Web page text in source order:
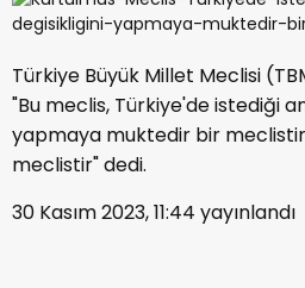
Türkiye Büyük Millet Meclisi
"Bu meclis, Türkiye'de istediği
yapmaya muktedir bir
meclistir" dedi.
30 Kasım 2023, 11:44 yayınlandı